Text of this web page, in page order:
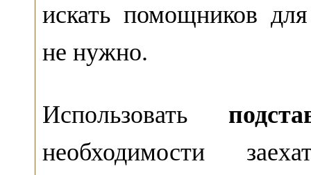
искать помощников
не нужно.
Использовать
необходимости